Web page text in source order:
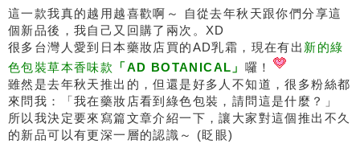
這一款我真的越用越喜歡啊～ 自從去年秋天跟你們分享這
個新品後，我自己又回購了兩次。XD
很多台灣人愛到日本藥妝店買的AD乳霜，現在有出 新的綠
色包裝草本香味款
「AD BOTANICAL」 囉！
雖然是去年秋天推出的，但還是好多人不知道，很多粉絲都
來問我：「我在藥妝店看到綠色包裝，請問這是什麼？」
所以我決定要來寫篇文章介紹一下，讓大家對這個推出不久
的新品可以有更深一層的認識～ (眨眼)